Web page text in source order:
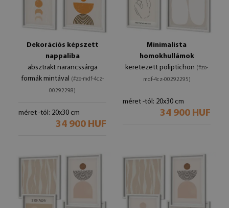
Dekorációs képszett
nappaliba
absztrakt narancssárga
formák mintával (#zo-mdf-4cz-
00292298)
méret -tól: 20x30 cm
34 900 HUF
Minimalista
homokhullámok
keretezett poliptichon (#zo-
mdf-4cz-00292295)
méret -tól: 20x30 cm
34 900 HUF